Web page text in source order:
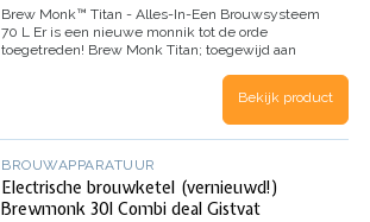
Brew Monk™ Titan - Alles-In-Een Brouwsysteem
70 L Er is een nieuwe monnik tot de orde
toegetreden! Brew Monk Titan; toegewijd aan
brouwketel. Nu in stijlvolle matte roestvrijstalen
Bekijk product
BROUWAPPARATUUR
Electrische brouwketel (vernieuwd!)
Brewmonk 30l Combi deal Gistvat